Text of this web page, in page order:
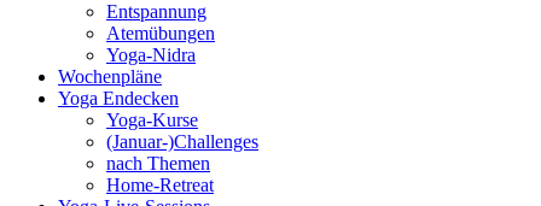
Entspannung
Atemübungen
Yoga-Nidra
Wochenpläne
Yoga Endecken
Yoga-Kurse
(Januar-)Challenges
nach Themen
Home-Retreat